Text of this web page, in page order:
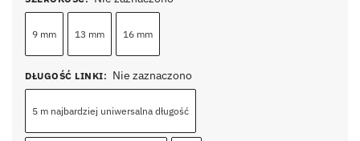
9 mm 13 mm 16 mm
DŁUGOŚĆ LINKI: Nie zaznaczono
5 m najbardziej uniwersalna długość